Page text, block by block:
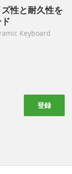
性と耐久性を
Keyboard
登録